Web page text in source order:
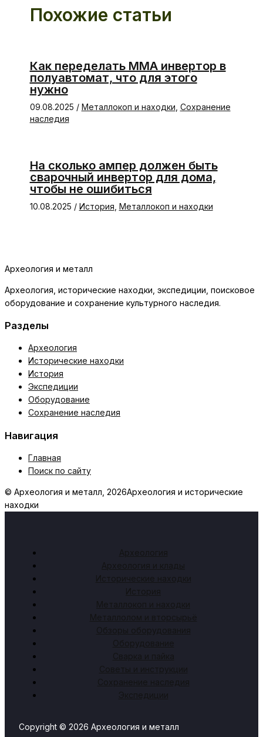
Похожие статьи
Как переделать ММА инвертор в
полуавтомат, что для этого
нужно
09.08.2025 / Металлокоп и находки Сохранение
наследия
На сколько ампер должен быть
сварочный инвертор для дома,
чтобы не ошибиться
10.08.2025 / История Металлокоп и находки
Археология и металл
Археология, исторические находки, экспедиции, поисковое
оборудование и сохранение культурного наследия.
Разделы
Археология
Исторические находки
История
Экспедиции
Оборудование
Сохранение наследия
Навигация
Главная
Поиск по сайту
© Археология и металл, 2026Археология и исторические
находки
Археология
Археология и клады
Исторические находки
История
Металлокоп и находки
Металлолом и вторсырьё
Обзоры оборудования
Оборудование
Сварка и пайка
Советы и инструкции
Сохранение наследия
Экспедиции
Copyright © 2026 Археология и металл